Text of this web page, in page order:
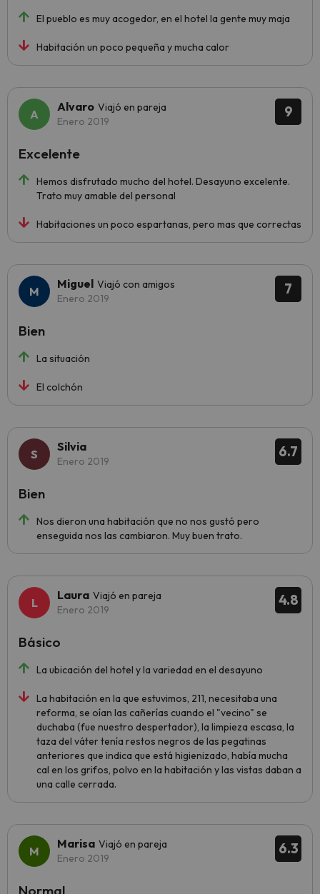
El pueblo es muy acogedor, en el hotel la gente muy maja
Habitación un poco pequeña y mucha calor
9
Alvaro Viajó en pareja
Enero 2019
Hemos disfrutado mucho del hotel. Desayuno excelente.
Trato muy amable del personal
Habitaciones un poco espartanas, pero mas que correctas
Excelente
7
Miguel Viajó con amigos
Enero 2019
La situación
El colchón
Bien
6.7
Silvia
Enero 2019
Nos dieron una habitación que no nos gustó pero
enseguida nos las cambiaron. Muy buen trato.
Bien
4.8
Laura Viajó en pareja
Enero 2019
La ubicación del hotel y la variedad en el desayuno
La habitación en la que estuvimos, 211, necesitaba una
reforma, se oían las cañerías cuando el "vecino" se
duchaba (fue nuestro despertador), la limpieza escasa, la
taza del váter tenía restos negros de las pegatinas
anteriores que indica que está higienizado, había mucha
cal en los grifos, polvo en la habitación y las vistas daban a
una calle cerrada.
Básico
6.3
Marisa Viajó en pareja
Enero 2019
Normal